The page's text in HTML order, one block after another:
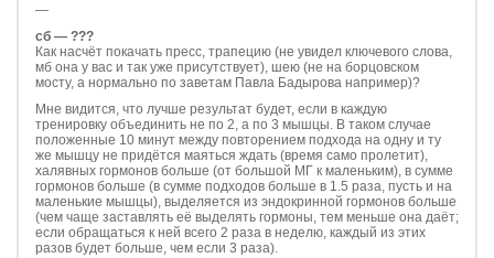
—
сб — ???
Как насчёт покачать пресс, трапецию (не увидел ключевого слова,
мб она у вас и так уже присутствует), шею (не на борцовском
мосту, а нормально по заветам Павла Бадырова например)?
Мне видится, что лучше результат будет, если в каждую
тренировку объединить не по 2, а по 3 мышцы. В таком случае
положенные 10 минут между повторением подхода на одну и ту
же мышцу не придётся маяться ждать (время само пролетит),
халявных гормонов больше (от большой МГ к маленьким), в сумме
гормонов больше (в сумме подходов больше в 1.5 раза, пусть и на
маленькие мышцы), выделяется из эндокринной гормонов больше
(чем чаще заставлять её выделять гормоны, тем меньше она даёт;
если обращаться к ней всего 2 раза в неделю, каждый из этих
разов будет больше, чем если 3 раза).